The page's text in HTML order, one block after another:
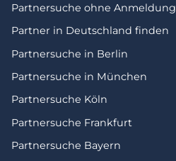
Partnersuche ohne Anmeldung
Partner in Deutschland finden
Partnersuche in Berlin
Partnersuche in München
Partnersuche Köln
Partnersuche Frankfurt
Partnersuche Bayern